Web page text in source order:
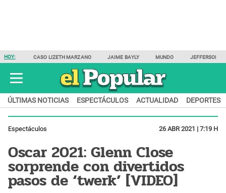
HOY: CASO LIZETH MARZANO JAIME BAYLY MUNDO JEFFERSON
ÚLTIMAS NOTICIAS ESPECTÁCULOS ACTUALIDAD DEPORTES
Espectáculos 26 ABR 2021 | 7:19 H
Oscar 2021: Glenn Close
sorprende con divertidos
pasos de ‘twerk’ [VIDEO]